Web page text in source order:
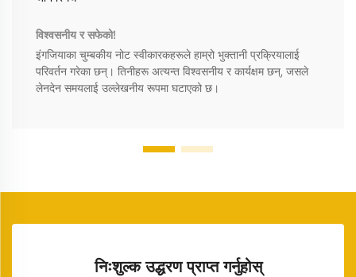
विश्वसनीय र सफेको!
इंगजियाका चुम्बकीय नोट स्वीकारकहरूले हाम्रो भुक्तानी प्रक्रियालाई
परिवर्तन गरेका छन्। तिनीहरू अत्यन्त विश्वसनीय र कार्यक्षम छन्, जसले
लेनदेन समयलाई उल्लेखनीय रूपमा घटाएको छ।
निःशुल्क उद्धरण प्राप्त गर्नुहोस्